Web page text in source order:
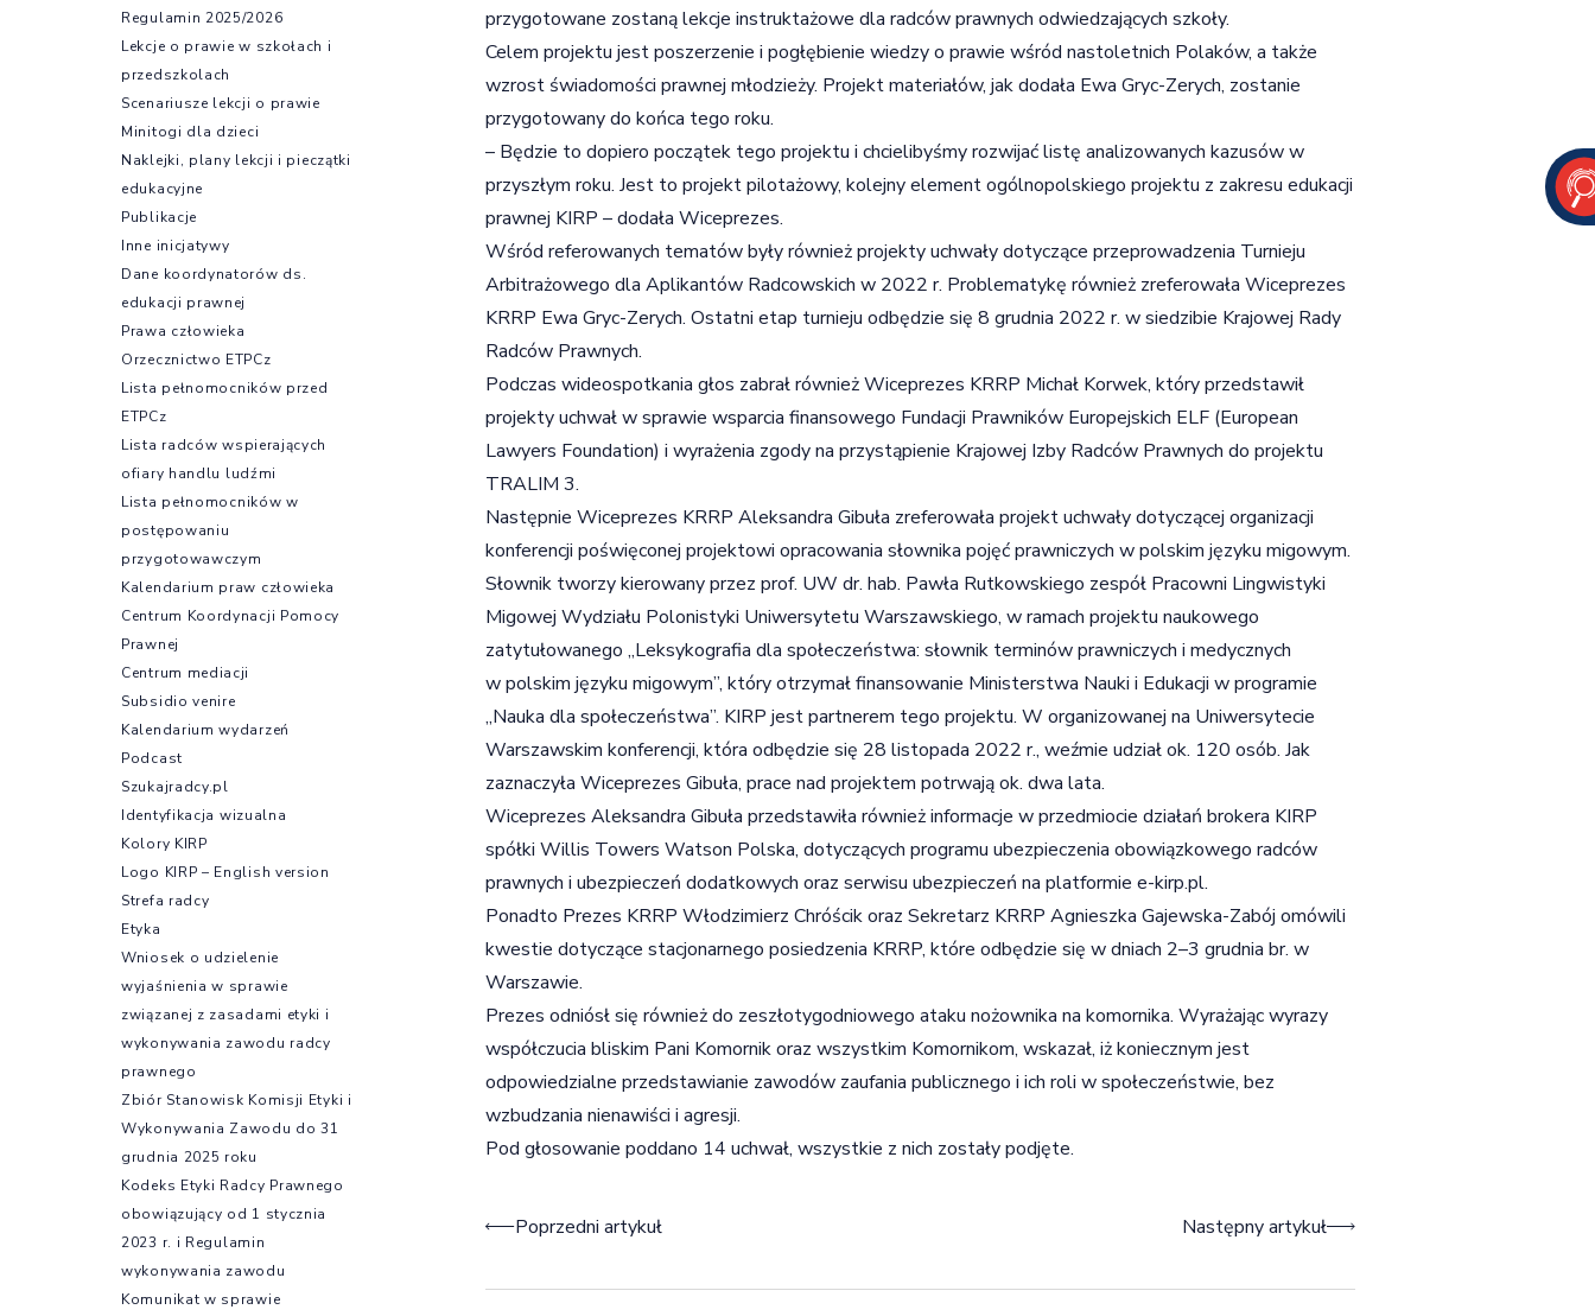
przygotowane zostaną lekcje instruktażowe dla radców prawnych odwiedzających szkoły.
Celem projektu jest poszerzenie i pogłębienie wiedzy o prawie wśród nastoletnich Polaków, a także
wzrost świadomości prawnej młodzieży. Projekt materiałów, jak dodała Ewa Gryc-Zerych, zostanie
przygotowany do końca tego roku.
– Będzie to dopiero początek tego projektu i chcielibyśmy rozwijać listę analizowanych kazusów w
przyszłym roku. Jest to projekt pilotażowy, kolejny element ogólnopolskiego projektu z zakresu edukacji
prawnej KIRP – dodała Wiceprezes.
Wśród referowanych tematów były również projekty uchwały dotyczące przeprowadzenia Turnieju
Arbitrażowego dla Aplikantów Radcowskich w 2022 r. Problematykę również zreferowała Wiceprezes
KRRP Ewa Gryc-Zerych. Ostatni etap turnieju odbędzie się 8 grudnia 2022 r. w siedzibie Krajowej Rady
Radców Prawnych.
Podczas wideospotkania głos zabrał również Wiceprezes KRRP Michał Korwek, który przedstawił
projekty uchwał w sprawie wsparcia finansowego Fundacji Prawników Europejskich ELF (European
Lawyers Foundation) i wyrażenia zgody na przystąpienie Krajowej Izby Radców Prawnych do projektu
TRALIM 3.
Następnie Wiceprezes KRRP Aleksandra Gibuła zreferowała projekt uchwały dotyczącej organizacji
konferencji poświęconej projektowi opracowania słownika pojęć prawniczych w polskim języku migowym.
Słownik tworzy kierowany przez prof. UW dr. hab. Pawła Rutkowskiego zespół Pracowni Lingwistyki
Migowej Wydziału Polonistyki Uniwersytetu Warszawskiego, w ramach projektu naukowego
zatytułowanego „Leksykografia dla społeczeństwa: słownik terminów prawniczych i medycznych
w polskim języku migowym”, który otrzymał finansowanie Ministerstwa Nauki i Edukacji w programie
„Nauka dla społeczeństwa”. KIRP jest partnerem tego projektu. W organizowanej na Uniwersytecie
Warszawskim konferencji, która odbędzie się 28 listopada 2022 r., weźmie udział ok. 120 osób. Jak
zaznaczyła Wiceprezes Gibuła, prace nad projektem potrwają ok. dwa lata.
Wiceprezes Aleksandra Gibuła przedstawiła również informacje w przedmiocie działań brokera KIRP
spółki Willis Towers Watson Polska, dotyczących programu ubezpieczenia obowiązkowego radców
prawnych i ubezpieczeń dodatkowych oraz serwisu ubezpieczeń na platformie e-kirp.pl.
Ponadto Prezes KRRP Włodzimierz Chróścik oraz Sekretarz KRRP Agnieszka Gajewska-Zabój omówili
kwestie dotyczące stacjonarnego posiedzenia KRRP, które odbędzie się w dniach 2–3 grudnia br. w
Warszawie.
Prezes odniósł się również do zeszłotygodniowego ataku nożownika na komornika. Wyrażając wyrazy
współczucia bliskim Pani Komornik oraz wszystkim Komornikom, wskazał, iż koniecznym jest
odpowiedzialne przedstawianie zawodów zaufania publicznego i ich roli w społeczeństwie, bez
wzbudzania nienawiści i agresji.
Pod głosowanie poddano 14 uchwał, wszystkie z nich zostały podjęte.
Nawigacja wpisu
Poprzedni artykuł Następny artykuł
Regulamin 2025/2026
Lekcje o prawie w szkołach i
przedszkolach
Scenariusze lekcji o prawie
Minitogi dla dzieci
Naklejki, plany lekcji i pieczątki
edukacyjne
Publikacje
Inne inicjatywy
Dane koordynatorów ds.
edukacji prawnej
Prawa człowieka
Orzecznictwo ETPCz
Lista pełnomocników przed
ETPCz
Lista radców wspierających
ofiary handlu ludźmi
Lista pełnomocników w
postępowaniu
przygotowawczym
Kalendarium praw człowieka
Centrum Koordynacji Pomocy
Prawnej
Centrum mediacji
Subsidio venire
Kalendarium wydarzeń
Podcast
Szukajradcy.pl
Identyfikacja wizualna
Kolory KIRP
Logo KIRP – English version
Strefa radcy
Etyka
Wniosek o udzielenie
wyjaśnienia w sprawie
związanej z zasadami etyki i
wykonywania zawodu radcy
prawnego
Zbiór Stanowisk Komisji Etyki i
Wykonywania Zawodu do 31
grudnia 2025 roku
Kodeks Etyki Radcy Prawnego
obowiązujący od 1 stycznia
2023 r. i Regulamin
wykonywania zawodu
Komunikat w sprawie